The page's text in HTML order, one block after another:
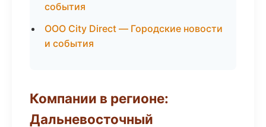
события
ООО City Direct — Городские новости
и события
Компании в регионе:
Дальневосточный